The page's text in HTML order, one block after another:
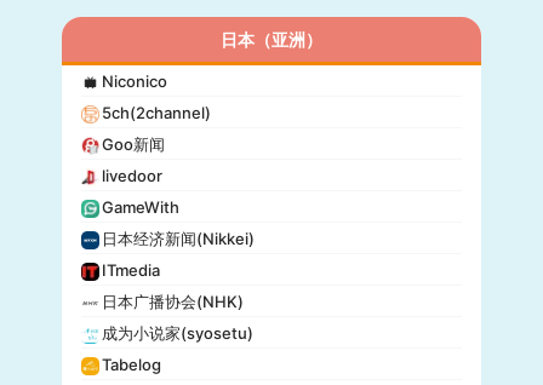
日本（亚洲）
Niconico
5ch(2channel)
Goo新闻
livedoor
GameWith
日本经济新闻(Nikkei)
ITmedia
日本广播协会(NHK)
成为小说家(syosetu)
Tabelog